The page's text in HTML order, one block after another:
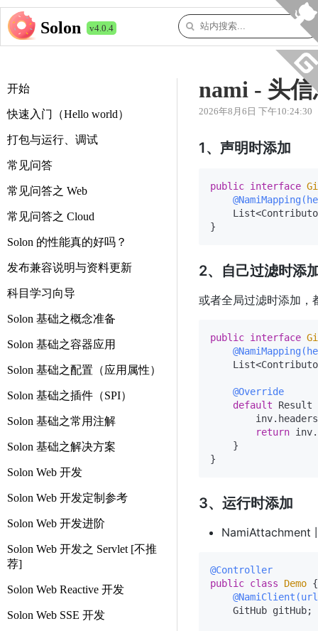
Solon v4.0.4
开始
快速入门（Hello world）
打包与运行、调试
常见问答
常见问答之 Web
常见问答之 Cloud
Solon 的性能真的好吗？
发布兼容说明与资料更新
科目学习向导
Solon 基础之概念准备
Solon 基础之容器应用
Solon 基础之配置（应用属性）
Solon 基础之插件（SPI）
Solon 基础之常用注解
Solon 基础之解决方案
Solon Web 开发
Solon Web 开发定制参考
Solon Web 开发进阶
Solon Web 开发之 Servlet [不推
荐]
Solon Web Reactive 开发
Solon Web SSE 开发
nami - 头
2026年8月6日 下午10:24:30
1、声明时添加
public interface
2、自己过滤时添
或者全局过滤时添加
public interface
@Override
default Result
return
    }
3、运行时添加
NamiAttachment
@Controller
public class Demo {
    GitHub gitHub;